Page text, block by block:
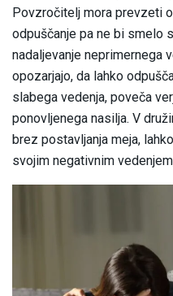
Povzročitelj mora prevzeti
odpuščanje pa ne bi smelo
nadaljevanje neprimernega
opozarjajo, da lahko
slabega vedenja, poveča
ponovljenega nasilja. V
brez postavljanja meja,
svojim negativnim